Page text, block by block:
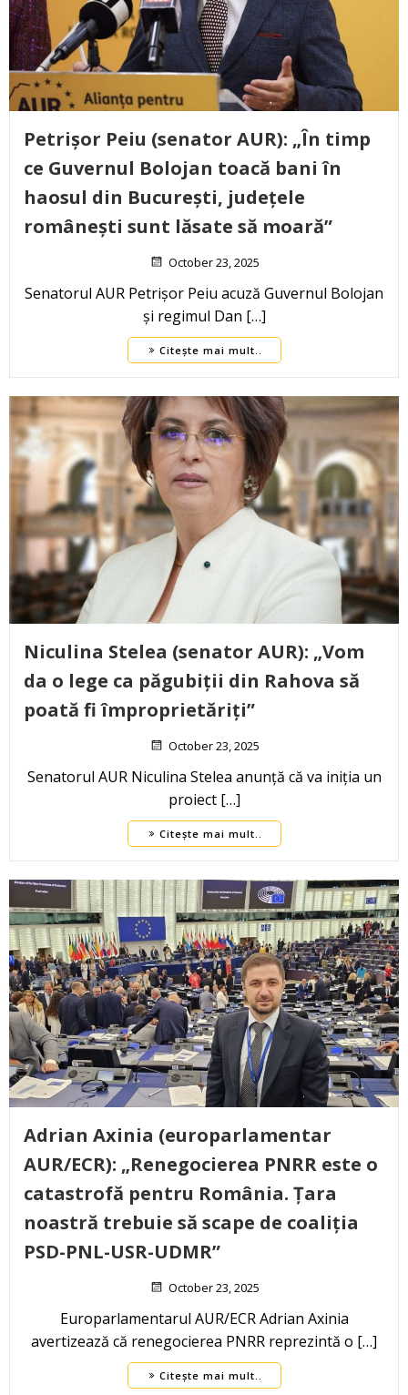
Petrișor Peiu (senator AUR): „În timp
ce Guvernul Bolojan toacă bani în
haosul din București, județele
românești sunt lăsate să moară”
October 23, 2025
Senatorul AUR Petrișor Peiu acuză Guvernul Bolojan
și regimul Dan […]
Citește mai mult..
Niculina Stelea (senator AUR): „Vom
da o lege ca păgubiții din Rahova să
poată fi împroprietăriți”
October 23, 2025
Senatorul AUR Niculina Stelea anunță că va iniția un
proiect […]
Citește mai mult..
Adrian Axinia (europarlamentar
AUR/ECR): „Renegocierea PNRR este o
catastrofă pentru România. Țara
noastră trebuie să scape de coaliția
PSD-PNL-USR-UDMR”
October 23, 2025
Europarlamentarul AUR/ECR Adrian Axinia
avertizează că renegocierea PNRR reprezintă o […]
Citește mai mult..